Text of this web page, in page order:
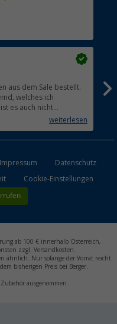
aus dem Sale bestellt.
welches ich
es auch nicht
Hinweis, dass die
weiterlesen
Impressum
Datenschutz
Cookie-Einstellungen
ab 100 € innerhalb Österreich,
zzgl. Versandkosten.
ähnlich. Nur solange der Vorrat reicht.
bisherigen Preis bei Berger.
ausgenommen.